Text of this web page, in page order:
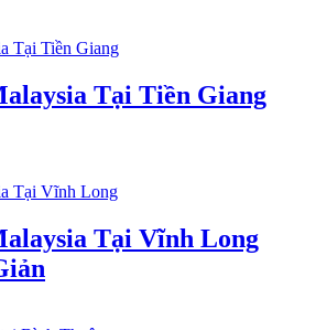
Tại Tiền Giang
Tại Vĩnh Long